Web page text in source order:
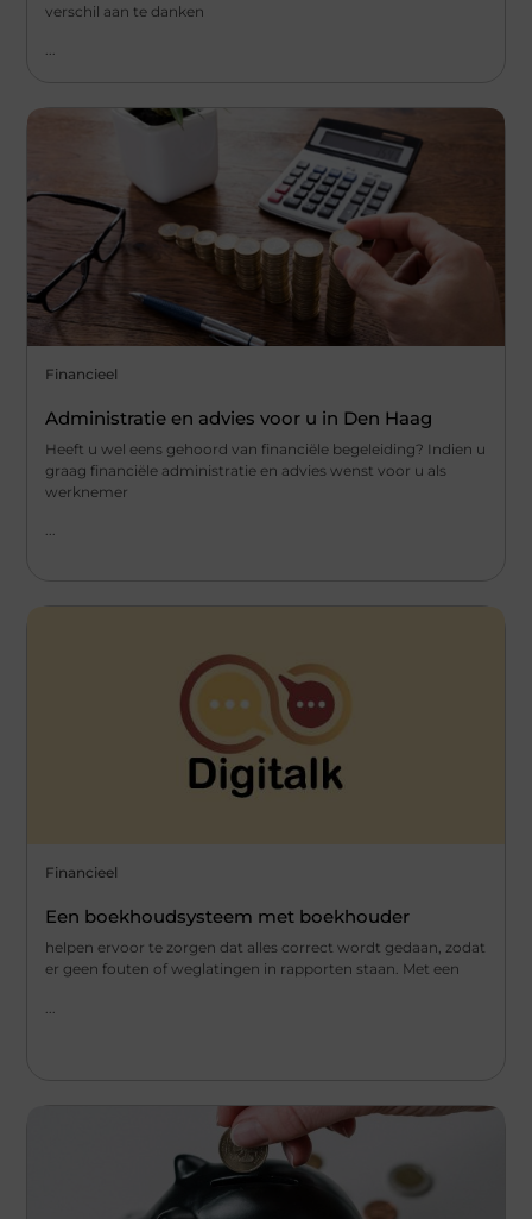
verschil aan te danken
Financieel
Administratie en advies voor u in Den Haag
Heeft u wel eens gehoord van financiële begeleiding? Indien u
graag financiële administratie en advies wenst voor u als
werknemer
...
Financieel
Een boekhoudsysteem met boekhouder
helpen ervoor te zorgen dat alles correct wordt gedaan, zodat
er geen fouten of weglatingen in rapporten staan. Met een